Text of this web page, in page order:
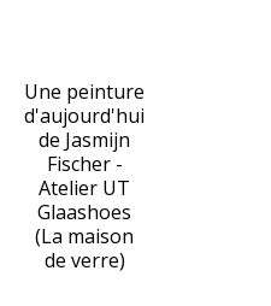
Une peinture
d'aujourd'hui
de Jasmijn
Fischer -
Atelier UT
Glaashoes
(La maison
de verre)